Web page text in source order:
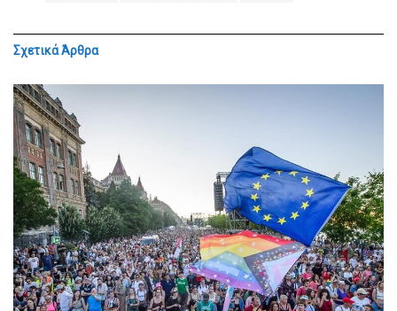
ΣχετικάΆρθρα